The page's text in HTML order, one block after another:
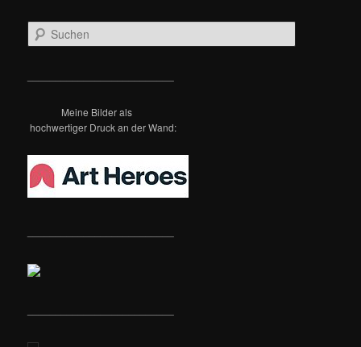
u
Meine Bilder als
hochwertiger Druck an der Wand: